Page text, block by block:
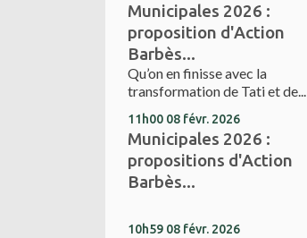
Municipales 2026 :
proposition d'Action
Barbès...
Qu’on en finisse avec la
transformation de Tati et de...
11h00 08 févr. 2026
Municipales 2026 :
propositions d'Action
Barbès...
10h59 08 févr. 2026